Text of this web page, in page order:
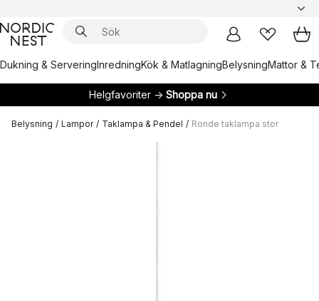
Dukning & ServeringInredningKök & MatlagningBelysningMattor &
Helgfavoriter → Shoppa nu
Belysning / Lampor / Taklampa & Pendel / Ronde taklampa stor